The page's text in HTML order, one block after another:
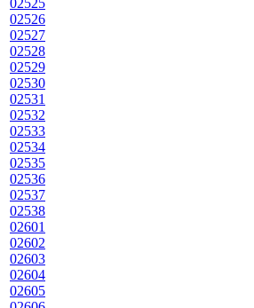
02525
02526
02527
02528
02529
02530
02531
02532
02533
02534
02535
02536
02537
02538
02601
02602
02603
02604
02605